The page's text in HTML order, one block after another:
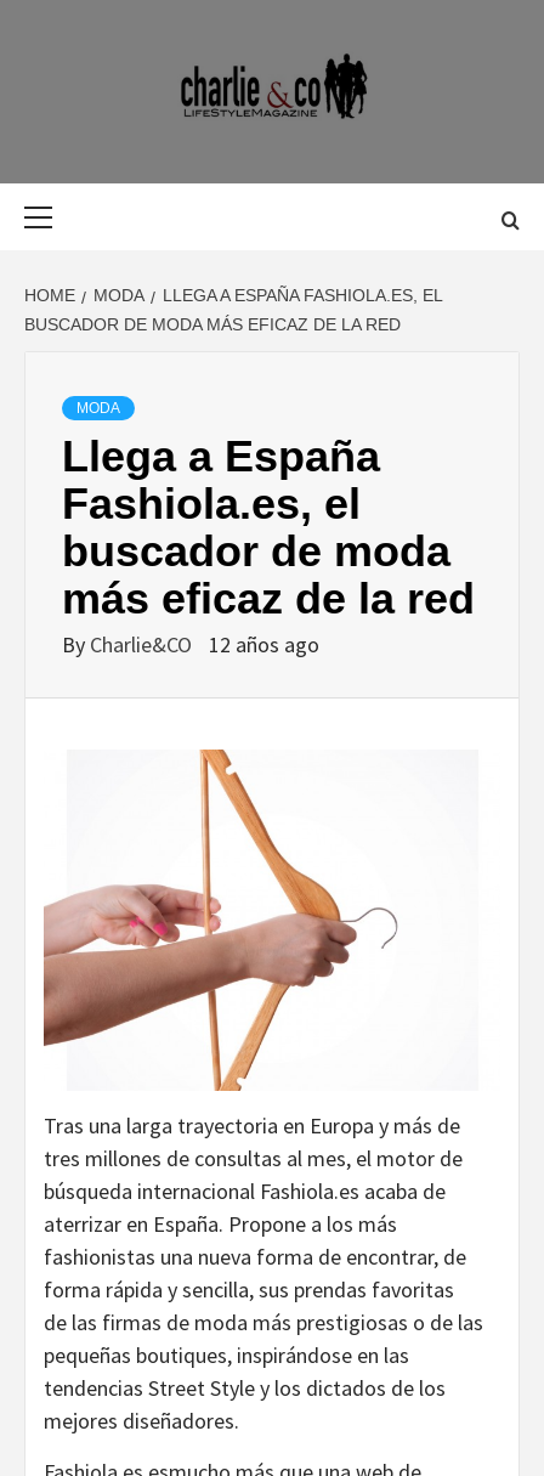
MAGAZINE
BELLEZA,
OCIO,
MOTOR,
DISEÑO…
MAGAZINE DE GASTRONOMÍA, BELLEZA, OCIO, VIAJES,
HOME MODA
LLEGA A ESPAÑA FASHIOLA.ES, EL
BUSCADOR DE MODA MÁS EFICAZ DE LA RED
MODA
Llega a España
Fashiola.es, el
buscador de moda
más eficaz de la red
By Charlie&CO 12 años ago
Tras una larga trayectoria en Europa y más de
tres millones de consultas al mes, el motor de
búsqueda internacional Fashiola.es acaba de
aterrizar en España. Propone a los más
fashionistas una nueva forma de encontrar, de
forma rápida y sencilla, sus prendas favoritas
de las firmas de moda más prestigiosas o de las
pequeñas boutiques, inspirándose en las
tendencias Street Style y los dictados de los
mejores diseñadores.